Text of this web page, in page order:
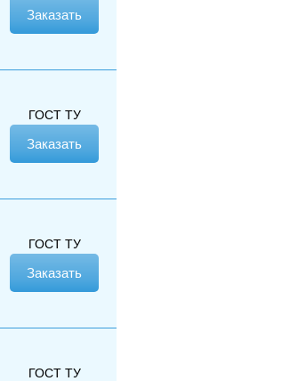
Заказать
ГОСТ ТУ
Заказать
ГОСТ ТУ
Заказать
ГОСТ ТУ